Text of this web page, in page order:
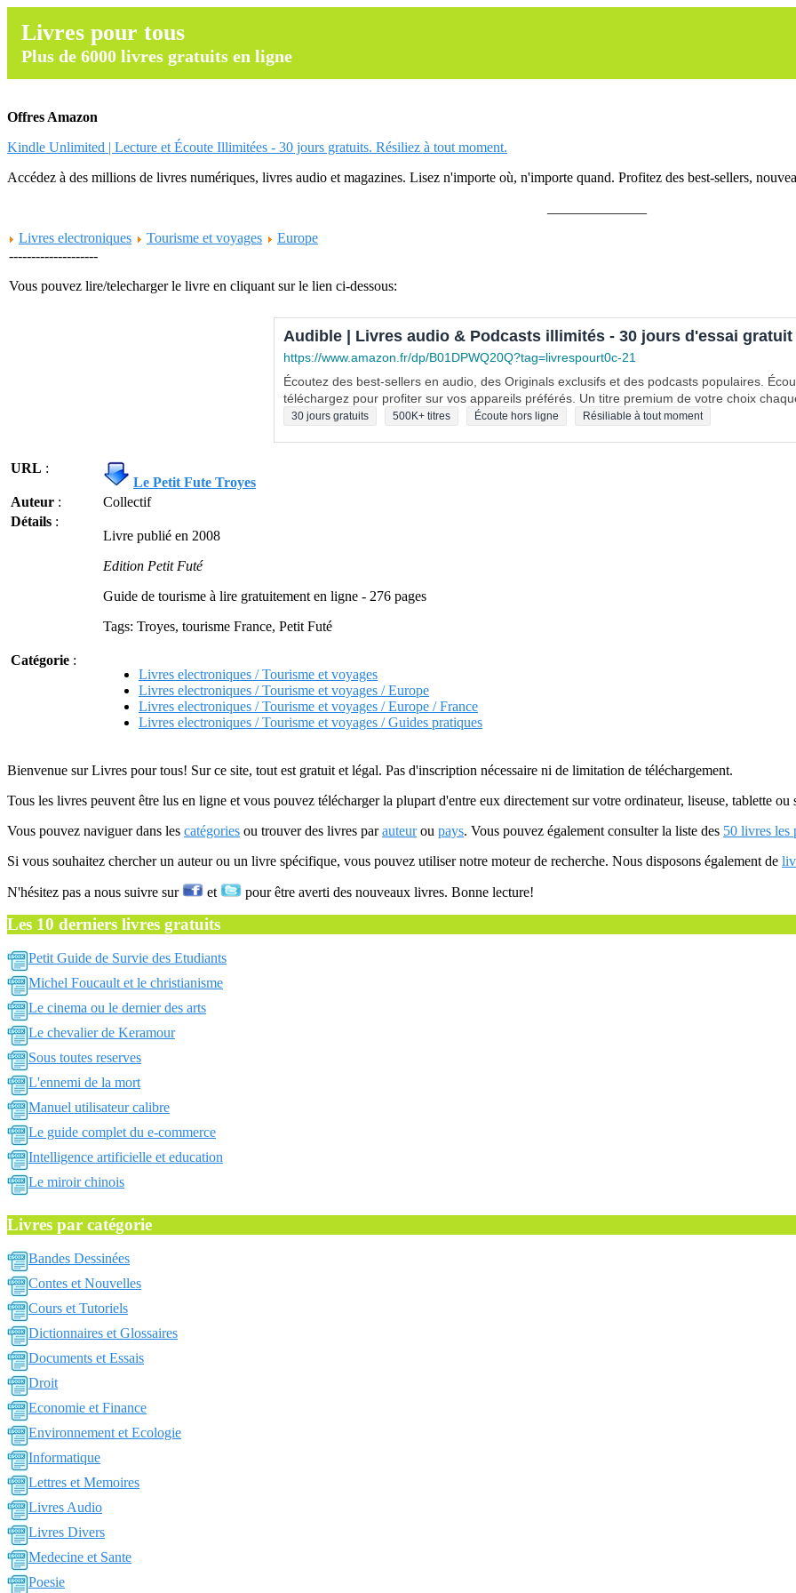
Livres pour tous
Plus de 6000 livres gratuits en ligne
Offres Amazon
Kindle Unlimited | Lecture et Écoute Illimitées - 30 jours gratuits. Résiliez à tout moment.
Accédez à des millions de livres numériques, livres audio et magazines. Lisez n'importe où, n'importe quand. Profitez des best-sellers,
Livres electroniques
Tourisme et voyages
Europe
--------------------
Vous pouvez lire/telecharger le livre en cliquant sur le lien ci-dessous:
Audible | Livres audio & Podcasts illimités - 30 jours d'essai gratuit
https://www.amazon.fr/dp/B01DPWQ20Q?tag=livrespourt0c-21
Écoutez des best-sellers en audio, des Originals exclusifs et des podcasts populaires.
téléchargez pour profiter sur vos appareils préférés. Un titre premium de votre choix
30 jours gratuits 500K+ titres Écoute hors ligne Résiliable à tout moment
URL :
Le Petit Fute Troyes
Auteur :
Collectif
Détails :
Livre publié en 2008
Edition Petit Futé
Guide de tourisme à lire gratuitement en ligne - 276 pages
Tags: Troyes, tourisme France, Petit Futé
Catégorie :
Livres electroniques / Tourisme et voyages
Livres electroniques / Tourisme et voyages / Europe
Livres electroniques / Tourisme et voyages / Europe / France
Livres electroniques / Tourisme et voyages / Guides pratiques
Bienvenue sur Livres pour tous! Sur ce site, tout est gratuit et légal. Pas d'inscription nécessaire ni de limitation de téléchargement.
Tous les livres peuvent être lus en ligne et vous pouvez télécharger la plupart d'entre eux directement sur votre ordinateur, liseuse, tablette ou
Vous pouvez naviguer dans les catégories ou trouver des livres parauteurou pays. Vous pouvez également consulter la liste des 50 livres les
Si vous souhaitez chercher un auteur ou un livre spécifique, vous pouvez utiliser notre moteur de recherche. Nous disposons également de
N'hésitez pas a nous suivre sur et pour être averti des nouveaux livres. Bonne lecture!
Les 10 derniers livres gratuits
Petit Guide de Survie des Etudiants
Michel Foucault et le christianisme
Le cinema ou le dernier des arts
Le chevalier de Keramour
Sous toutes reserves
L'ennemi de la mort
Manuel utilisateur calibre
Le guide complet du e-commerce
Intelligence artificielle et education
Le miroir chinois
Livres par catégorie
Bandes Dessinées
Contes et Nouvelles
Cours et Tutoriels
Dictionnaires et Glossaires
Documents et Essais
Droit
Economie et Finance
Environnement et Ecologie
Informatique
Lettres et Memoires
Livres Audio
Livres Divers
Medecine et Sante
Poesie